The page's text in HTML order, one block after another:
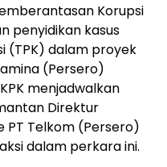
Korupsi
penyidikan kasus
(TPK) dalam proyek
(Persero)
menjadwalkan
Direktur
PT Telkom (Persero)
dalam perkara ini.